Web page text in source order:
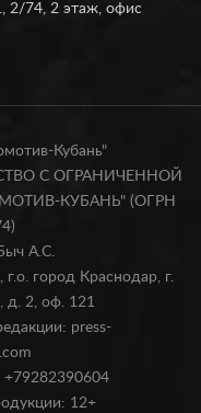
2/74, 2 этаж, офис
Кубань"
С ОГРАНИЧЕННОЙ
КУБАНЬ" (ОГРН
А.С.
город Краснодар, г.
д. 2, оф. 121
press-
+79282390604
12+